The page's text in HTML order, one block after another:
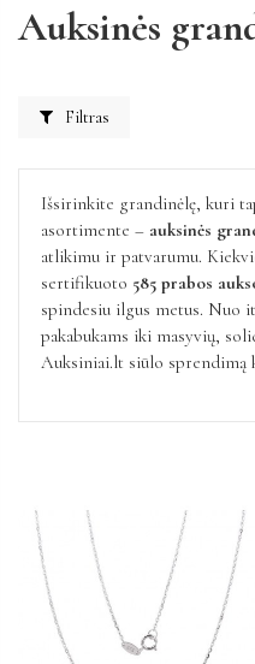
Auksinės
Filtras
Išsirinkite grandinėlę, kuri
asortimente – auksinės
atlikimu ir patvarumu.
sertifikuoto 585 prabos
spindesiu ilgus metus. Nuo
pakabukams iki masyvių,
Auksiniai.lt siūlo sprendimą